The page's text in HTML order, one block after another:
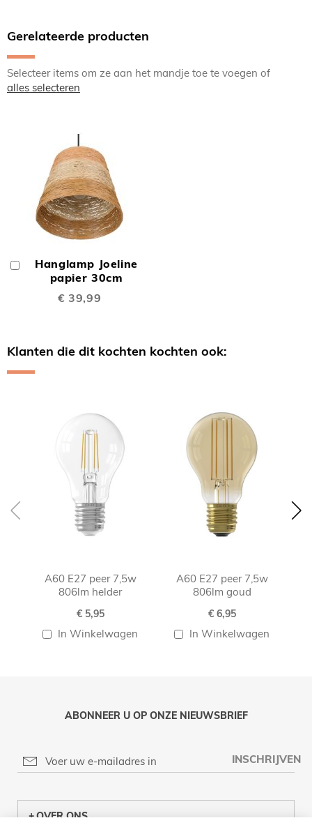
Gerelateerde producten
Selecteer items om ze aan het mandje toe te voegen of
alles selecteren
Hanglamp Joeline
papier 30cm
€ 39,99
Winkelwagen
Klanten die dit kochten kochten ook:
A60 E27 peer 7,5w
806lm helder
€ 5,95
In Winkelwagen
A60 E27 peer 7,5w
806lm goud
€ 6,95
In Winkelwagen
ABONNEER U OP ONZE NIEUWSBRIEF
INSCHRIJVEN
OVER ONS